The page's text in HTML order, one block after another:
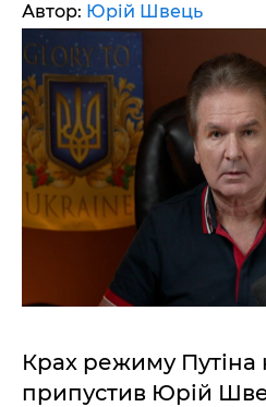
Автор: Юрій Швець
Крах режиму Путіна
припустив Юрій